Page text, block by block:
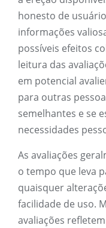
honesto de
informações
possíveis efeitos
leitura das
em potencial
para outras
semelhantes e se
necessidades
As avaliações
o tempo que leva
quaisquer
facilidade de uso.
avaliações